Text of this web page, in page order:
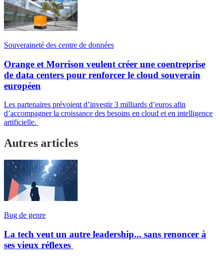
Souveraineté des centre de données
Orange et Morrison veulent créer une coentreprise
de data centers pour renforcer le cloud souverain
européen
Les partenaires prévoient d’investir 3 milliards d’euros afin
d’accompagner la croissance des besoins en cloud et en intelligence
artificielle.
Autres articles
Bug de genre
La tech veut un autre leadership... sans renoncer à
ses vieux réflexes